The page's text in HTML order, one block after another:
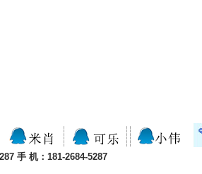
手 机：181-2684-5287